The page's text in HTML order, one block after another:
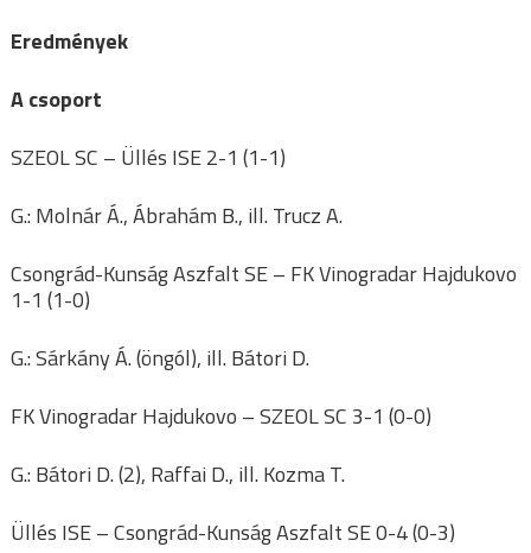
Eredmények
A csoport
SZEOL SC – Üllés ISE 2-1 (1-1)
G.: Molnár Á., Ábrahám B., ill. Trucz A.
Csongrád-Kunság Aszfalt SE – FK Vinogradar Hajdukovo
1-1 (1-0)
G.: Sárkány Á. (öngól), ill. Bátori D.
FK Vinogradar Hajdukovo – SZEOL SC 3-1 (0-0)
G.: Bátori D. (2), Raffai D., ill. Kozma T.
Üllés ISE – Csongrád-Kunság Aszfalt SE 0-4 (0-3)